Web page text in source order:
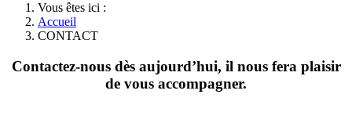
Vous êtes ici :
Accueil
CONTACT
Contactez-nous dès aujourd’hui, il nous fera plaisir
de vous accompagner.